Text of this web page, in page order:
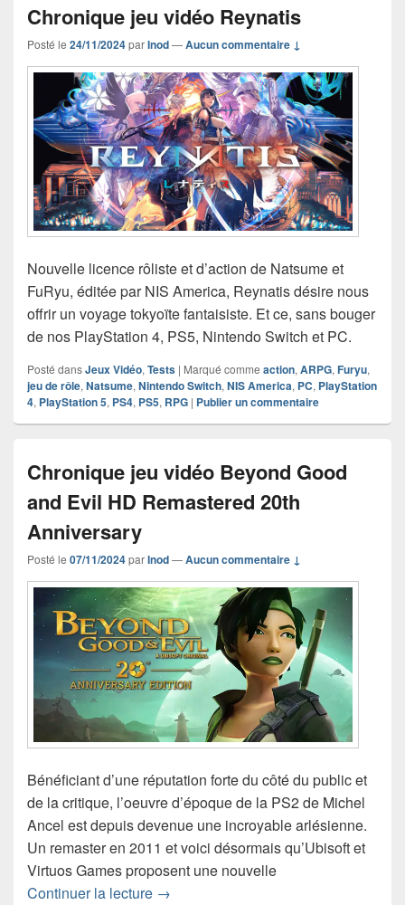
Chronique jeu vidéo Reynatis
Posté le 24/11/2024parInod—Aucun commentaire ↓
Nouvelle licence rôliste et d’action de Natsume et
FuRyu, éditée par NIS America, Reynatis désire nous
offrir un voyage tokyoïte fantaisiste. Et ce, sans bouger
de nos PlayStation 4, PS5, Nintendo Switch et PC.
Posté dansJeux Vidéo, Tests | Marqué comme action, ARPG, Furyu,
jeu de rôle, Natsume, Nintendo Switch, NIS America, PC, PlayStation
4, PlayStation 5, PS4, PS5, RPG | Publier un commentaire
Chronique jeu vidéo Beyond Good
and Evil HD Remastered 20th
Anniversary
Posté le 07/11/2024parInod—Aucun commentaire ↓
Bénéficiant d’une réputation forte du côté du public et
de la critique, l’oeuvre d’époque de la PS2 de Michel
Ancel est depuis devenue une incroyable arlésienne.
Un remaster en 2011 et voici désormais qu’Ubisoft et
Virtuos Games proposent une nouvelle
Continuer la lecture Chronique jeu vidéo Beyond Good
→